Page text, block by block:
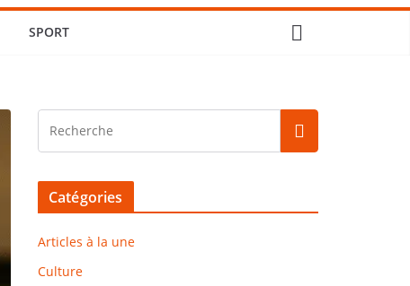
SPORT
Catégories
Articles à la une
Culture